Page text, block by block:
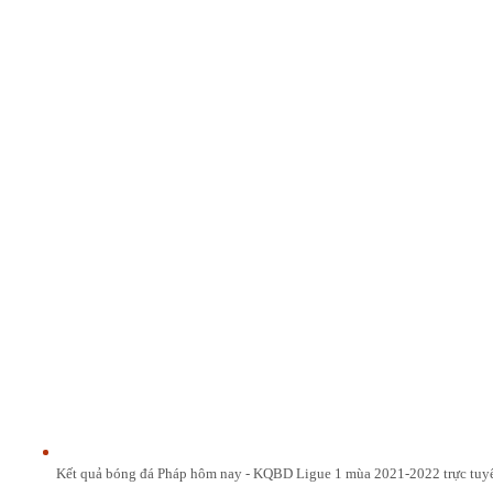
Kết quả bóng đá Pháp hôm nay - KQBD Ligue 1 mùa 2021-2022 trực